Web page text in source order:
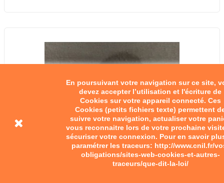
En poursuivant votre navigation sur ce site,
devez accepter l’utilisation et l'écriture de
Cookies sur votre appareil connecté. Ces
Cookies (petits fichiers texte) permettent
suivre votre navigation, actualiser votre
vous reconnaitre lors de votre prochaine
sécuriser votre connexion. Pour en savoir
paramétrer les traceurs: http://www.cnil.fr/
obligations/sites-web-cookies-et-autres-
traceurs/que-dit-la-loi/